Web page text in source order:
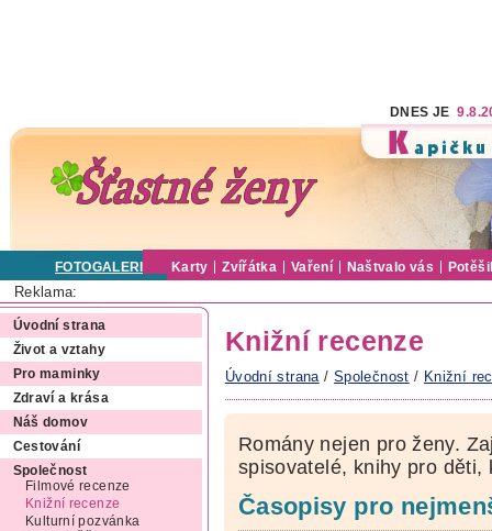
DNES JE
FOTOGALERIE Karty Zvířátka Vaření Naštvalo vás
Reklama:
Úvodní strana
Život a vztahy
Pro maminky
Zdraví a krása
Náš domov
Cestování
Společnost
Filmové recenze
Knižní recenze
Kulturní pozvánka
Knižní recenze
Úvodní strana / Společnost / Knižní
Romány nejen pro ženy.
spisovatelé, knihy pro děti,
Časopisy pro